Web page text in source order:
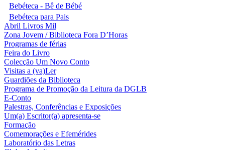
Bebéteca - Bê de Bébé
Bebéteca para Pais
Abril Livros Mil
Zona Jovem / Biblioteca Fora D’Horas
Programas de férias
Feira do Livro
Colecção Um Novo Conto
Visitas a (va)Ler
Guardiões da Biblioteca
Programa de Promoção da Leitura da DGLB
E-Conto
Palestras, Conferências e Exposições
Um(a) Escritor(a) apresenta-se
Formação
Comemorações e Efemérides
Laboratório das Letras